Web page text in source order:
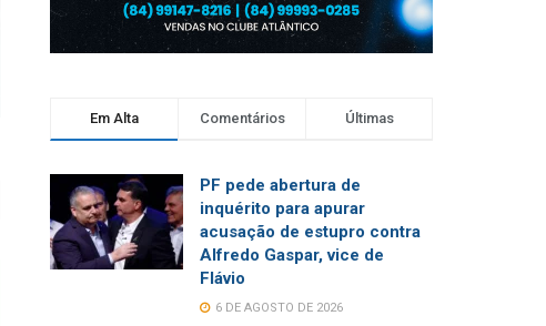
Em Alta Comentários Últimas
PF pede abertura de
inquérito para apurar
acusação de estupro contra
Alfredo Gaspar, vice de
Flávio
6 DE AGOSTO DE 2026